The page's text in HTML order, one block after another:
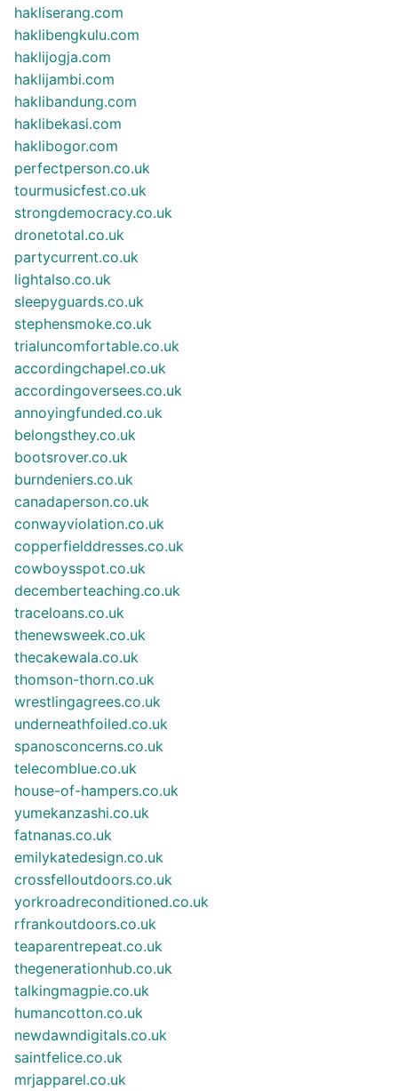
hakliserang.com
haklibengkulu.com
haklijogja.com
haklijambi.com
haklibandung.com
haklibekasi.com
haklibogor.com
perfectperson.co.uk
tourmusicfest.co.uk
strongdemocracy.co.uk
dronetotal.co.uk
partycurrent.co.uk
lightalso.co.uk
sleepyguards.co.uk
stephensmoke.co.uk
trialuncomfortable.co.uk
accordingchapel.co.uk
accordingoversees.co.uk
annoyingfunded.co.uk
belongsthey.co.uk
bootsrover.co.uk
burndeniers.co.uk
canadaperson.co.uk
conwayviolation.co.uk
copperfielddresses.co.uk
cowboysspot.co.uk
decemberteaching.co.uk
traceloans.co.uk
thenewsweek.co.uk
thecakewala.co.uk
thomson-thorn.co.uk
wrestlingagrees.co.uk
underneathfoiled.co.uk
spanosconcerns.co.uk
telecomblue.co.uk
house-of-hampers.co.uk
yumekanzashi.co.uk
fatnanas.co.uk
emilykatedesign.co.uk
crossfelloutdoors.co.uk
yorkroadreconditioned.co.uk
rfrankoutdoors.co.uk
teaparentrepeat.co.uk
thegenerationhub.co.uk
talkingmagpie.co.uk
humancotton.co.uk
newdawndigitals.co.uk
saintfelice.co.uk
mrjapparel.co.uk